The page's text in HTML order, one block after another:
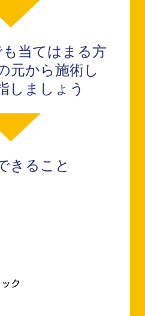
も当てはまる方
元から施術し
しましょう
きること
ク